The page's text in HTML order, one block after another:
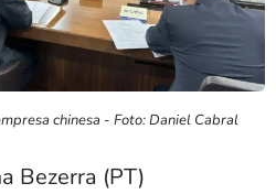
chinesa - Foto: Daniel Cabral
Bezerra (PT)